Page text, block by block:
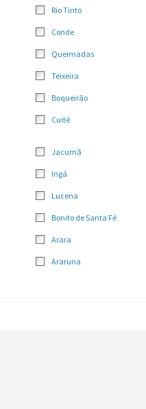
Rio Tinto
Conde
Queimadas
Teixeira
Boqueirão
Cuité
Jacumã
Ingá
Lucena
Bonito de Santa Fé
Arara
Araruna